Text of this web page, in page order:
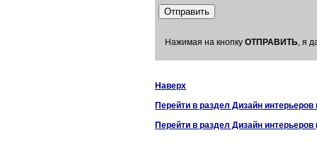
Нажимая на кнопку ОТПРАВИТЬ, я
Наверх
Перейти в раздел Дизайн интерьеров
Перейти в раздел Дизайн интерьеров